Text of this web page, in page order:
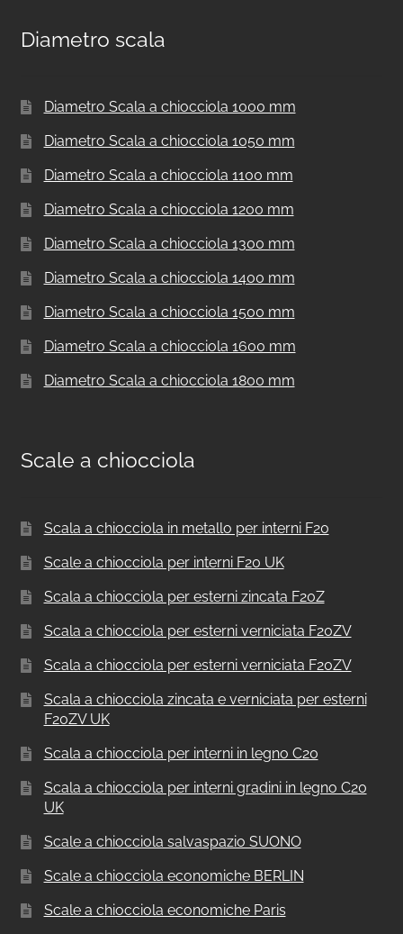
Diametro scala
Diametro Scala a chiocciola 1000 mm
Diametro Scala a chiocciola 1050 mm
Diametro Scala a chiocciola 1100 mm
Diametro Scala a chiocciola 1200 mm
Diametro Scala a chiocciola 1300 mm
Diametro Scala a chiocciola 1400 mm
Diametro Scala a chiocciola 1500 mm
Diametro Scala a chiocciola 1600 mm
Diametro Scala a chiocciola 1800 mm
Scale a chiocciola
Scala a chiocciola in metallo per interni F20
Scale a chiocciola per interni F20 UK
Scala a chiocciola per esterni zincata F20Z
Scala a chiocciola per esterni verniciata F20ZV
Scala a chiocciola per esterni verniciata F20ZV
Scala a chiocciola zincata e verniciata per esterni
F20ZV UK
Scala a chiocciola per interni in legno C20
Scala a chiocciola per interni gradini in legno C20
UK
Scale a chiocciola salvaspazio SUONO
Scale a chiocciola economiche BERLIN
Scale a chiocciola economiche Paris